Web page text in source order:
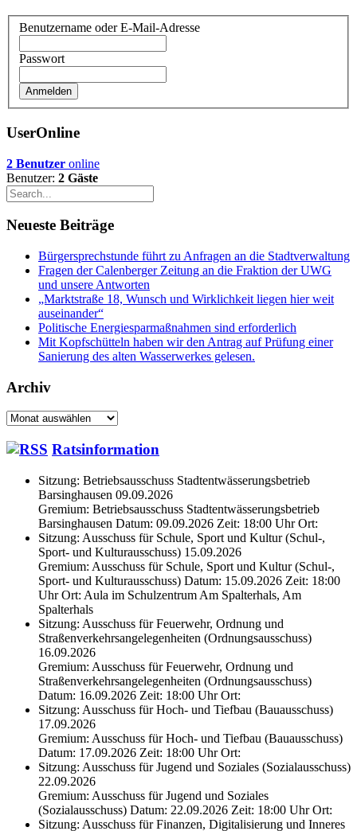
Benutzername oder E-Mail-Adresse
Passwort
UserOnline
2 Benutzer online
Benutzer: 2 Gäste
Neueste Beiträge
Bürgersprechstunde führt zu Anfragen an die Stadtverwaltung
Fragen der Calenberger Zeitung an die Fraktion der UWG
und unsere Antworten
„Marktstraße 18, Wunsch und Wirklichkeit liegen hier weit
auseinander“
Politische Energiesparmaßnahmen sind erforderlich
Mit Kopfschütteln haben wir den Antrag auf Prüfung einer
Sanierung des alten Wasserwerkes gelesen.
Archiv
Archiv
Ratsinformation
Sitzung: Betriebsausschuss Stadtentwässerungsbetrieb
Barsinghausen 09.09.2026
Gremium: Betriebsausschuss Stadtentwässerungsbetrieb
Barsinghausen Datum: 09.09.2026 Zeit: 18:00 Uhr Ort:
Sitzung: Ausschuss für Schule, Sport und Kultur (Schul-,
Sport- und Kulturausschuss) 15.09.2026
Gremium: Ausschuss für Schule, Sport und Kultur (Schul-,
Sport- und Kulturausschuss) Datum: 15.09.2026 Zeit: 18:00
Uhr Ort: Aula im Schulzentrum Am Spalterhals, Am
Spalterhals
Sitzung: Ausschuss für Feuerwehr, Ordnung und
Straßenverkehrsangelegenheiten (Ordnungsausschuss)
16.09.2026
Gremium: Ausschuss für Feuerwehr, Ordnung und
Straßenverkehrsangelegenheiten (Ordnungsausschuss)
Datum: 16.09.2026 Zeit: 18:00 Uhr Ort:
Sitzung: Ausschuss für Hoch- und Tiefbau (Bauausschuss)
17.09.2026
Gremium: Ausschuss für Hoch- und Tiefbau (Bauausschuss)
Datum: 17.09.2026 Zeit: 18:00 Uhr Ort:
Sitzung: Ausschuss für Jugend und Soziales (Sozialausschuss)
22.09.2026
Gremium: Ausschuss für Jugend und Soziales
(Sozialausschuss) Datum: 22.09.2026 Zeit: 18:00 Uhr Ort:
Sitzung: Ausschuss für Finanzen, Digitalisierung und Inneres